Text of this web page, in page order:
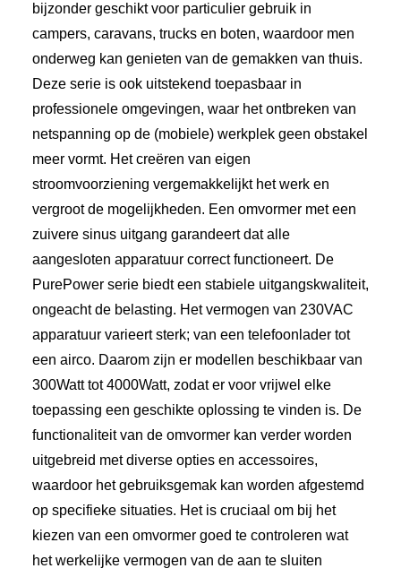
bijzonder geschikt voor particulier gebruik in
campers, caravans, trucks en boten, waardoor men
onderweg kan genieten van de gemakken van thuis.
Deze serie is ook uitstekend toepasbaar in
professionele omgevingen, waar het ontbreken van
netspanning op de (mobiele) werkplek geen obstakel
meer vormt. Het creëren van eigen
stroomvoorziening vergemakkelijkt het werk en
vergroot de mogelijkheden. Een omvormer met een
zuivere sinus uitgang garandeert dat alle
aangesloten apparatuur correct functioneert. De
PurePower serie biedt een stabiele uitgangskwaliteit,
ongeacht de belasting. Het vermogen van 230VAC
apparatuur varieert sterk; van een telefoonlader tot
een airco. Daarom zijn er modellen beschikbaar van
300Watt tot 4000Watt, zodat er voor vrijwel elke
toepassing een geschikte oplossing te vinden is. De
functionaliteit van de omvormer kan verder worden
uitgebreid met diverse opties en accessoires,
waardoor het gebruiksgemak kan worden afgestemd
op specifieke situaties. Het is cruciaal om bij het
kiezen van een omvormer goed te controleren wat
het werkelijke vermogen van de aan te sluiten